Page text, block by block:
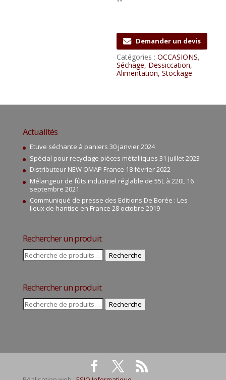
Demander un devis
Catégories :OCCASIONS,
Séchage, Dessiccation,
Alimentation, Stockage
Actualités
Etuve séchante à paniers 30 janvier 2024
Spécial pour recyclage pièces métalliques 31 juillet 2023
Distributeur NEW OMAP France 18 février 2022
Mélangeur de fûts industriel réglable de 55L à 220L 16
septembre 2021
Communiqué de presse des Editions De Borée : Les
lieux de hantise en France 28 octobre 2019
Rechercher un produit
Recherche
pour :
Recherche
Rechercher un produit
Recherche
pour :
Recherche